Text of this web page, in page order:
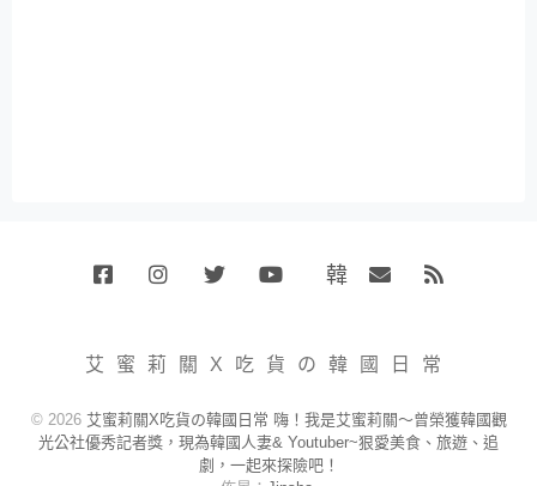
韓
小
賣
艾蜜莉關X吃貨の韓國日常
© 2026 艾蜜莉關X吃貨の韓國日常 嗨！我是艾蜜莉關～曾榮獲韓國觀
光公社優秀記者獎，現為韓國人妻& Youtuber~狠愛美食、旅遊、追
劇，一起來探險吧！